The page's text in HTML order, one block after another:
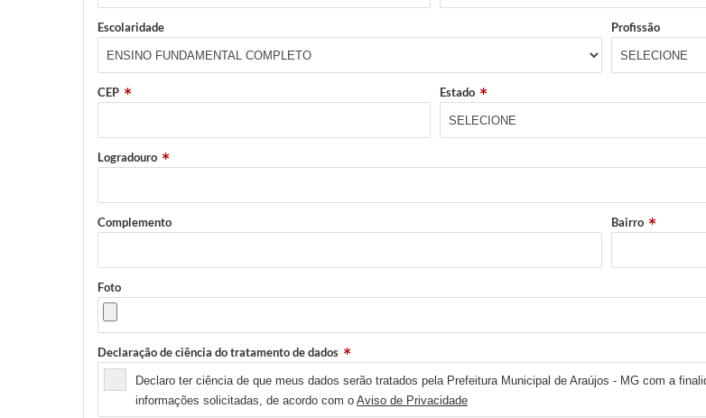
Escolaridade Profissão
CEP Estado
Logradouro
Complemento Bairro
Foto
Declaração de ciência do tratamento de dados
Declaro ter ciência de que meus dados serão tratados pela Prefeitura Municipal de Araújos - MG com a
informações solicitadas, de acordo com o Aviso de Privacidade